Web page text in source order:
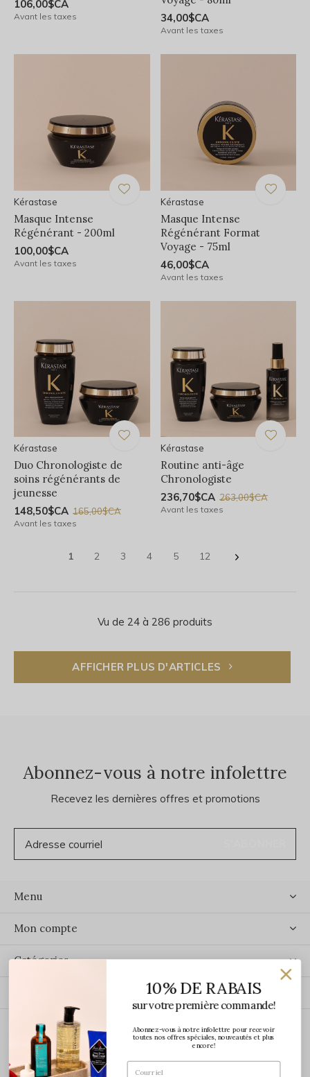
106,00$CA
Avant les taxes
34,00$CA
Avant les taxes
Kérastase
Masque Intense
Régénérant - 200ml
100,00$CA
Avant les taxes
Kérastase
Masque Intense
Régénérant Format
Voyage - 75ml
46,00$CA
Avant les taxes
Kérastase
Duo Chronologiste de
soins régénérants de
jeunesse
148,50$CA 165,00$CA
Avant les taxes
Kérastase
Routine anti-âge
Chronologiste
236,70$CA 263,00$CA
Avant les taxes
1 2 3 4 5 12
Vu de 24 à 286 produits
AFFICHER PLUS D'ARTICLES
Abonnez-vous à notre infolettre
Recevez les dernières offres et promotions
Menu
Mon compte
Catégories
ÉCRIVEZ-NOUS
10% DE RABAIS
sur votre première commande!
Abonnez-vous à notre infolettre pour recevoir
toutes nos offres spéciales, nouveautés et plus
encore!